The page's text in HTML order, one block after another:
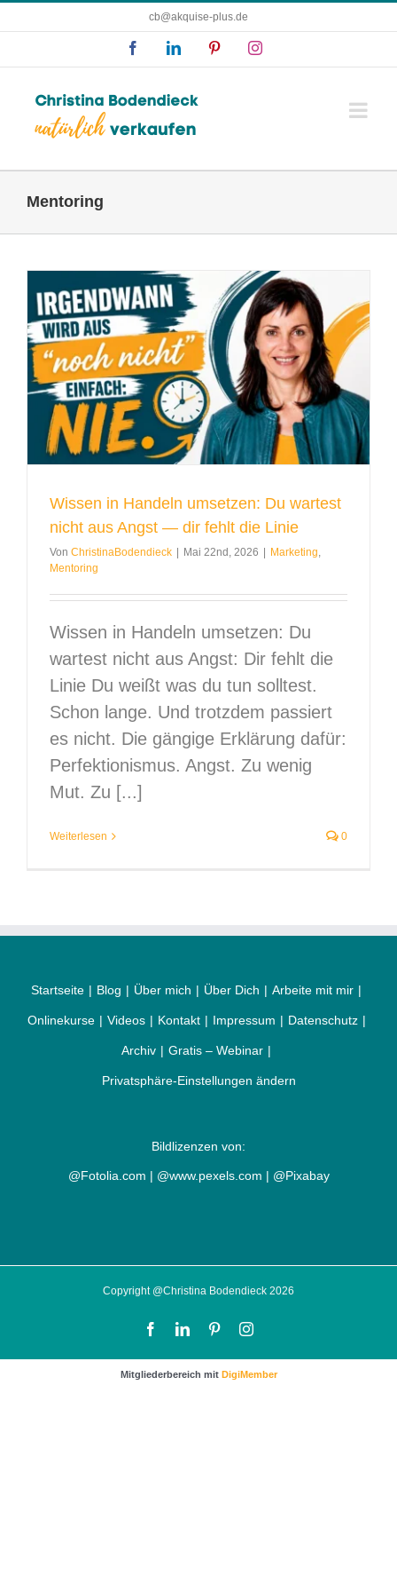
cb@akquise-plus.de
FacebookLinkedIn PinterestInstagram
Mentoring
Wissen in Handeln umsetzen: Du wartest
nicht aus Angst — dir fehlt die Linie
Von ChristinaBodendieck | Mai 22nd, 2026 | Marketing
Mentoring
Wissen in Handeln umsetzen: Du
wartest nicht aus Angst: Dir fehlt die
Linie Du weißt was du tun solltest.
Schon lange. Und trotzdem passiert
es nicht. Die gängige Erklärung dafür:
Perfektionismus. Angst. Zu wenig
Mut. Zu [...]
Weiterlesen 0
Startseite Blog Über mich Über Dich Arbeite mit mir
Onlinekurse Videos Kontakt Impressum Datenschutz
Archiv Gratis – Webinar
Privatsphäre-Einstellungen ändern
Bildlizenzen von:
@Fotolia.com | @www.pexels.com | @Pixabay
Copyright @Christina Bodendieck 2026
FacebookLinkedInPinterestInstagram
Mitgliederbereich mit DigiMember